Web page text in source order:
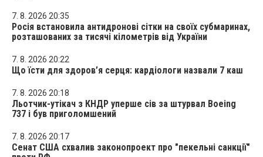
7. 8. 2026 20:35
Росія встановила антидронові сітки на своїх субмаринах,
розташованих за тисячі кілометрів від України
7. 8. 2026 20:22
Що їсти для здоров’я серця: кардіологи назвали 7 каш
7. 8. 2026 20:18
Льотчик-утікач з КНДР уперше сів за штурвал Boeing
737 і був приголомшений
7. 8. 2026 20:17
Сенат США схвалив законопроект про "пекельні санкції"